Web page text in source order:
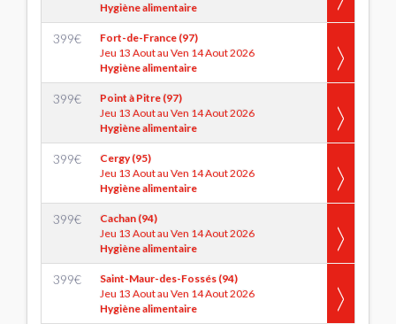
Hygiène alimentaire
399€
Fort-de-France (97)
Jeu 13 Aout au Ven 14 Aout 2026
Hygiène alimentaire
399€
Point à Pitre (97)
Jeu 13 Aout au Ven 14 Aout 2026
Hygiène alimentaire
399€
Cergy (95)
Jeu 13 Aout au Ven 14 Aout 2026
Hygiène alimentaire
399€
Cachan (94)
Jeu 13 Aout au Ven 14 Aout 2026
Hygiène alimentaire
399€
Saint-Maur-des-Fossés (94)
Jeu 13 Aout au Ven 14 Aout 2026
Hygiène alimentaire